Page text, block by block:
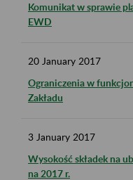
Komunikat w sprawie
EWD
20 January 2017
Ograniczenia w
Zakładu
3 January 2017
Wysokość składek na
na 2017 r.